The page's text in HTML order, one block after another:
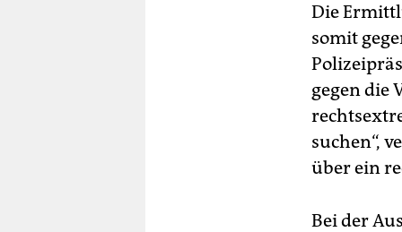
Die
somit
gegen die
suchen“,
über ein
Bei der